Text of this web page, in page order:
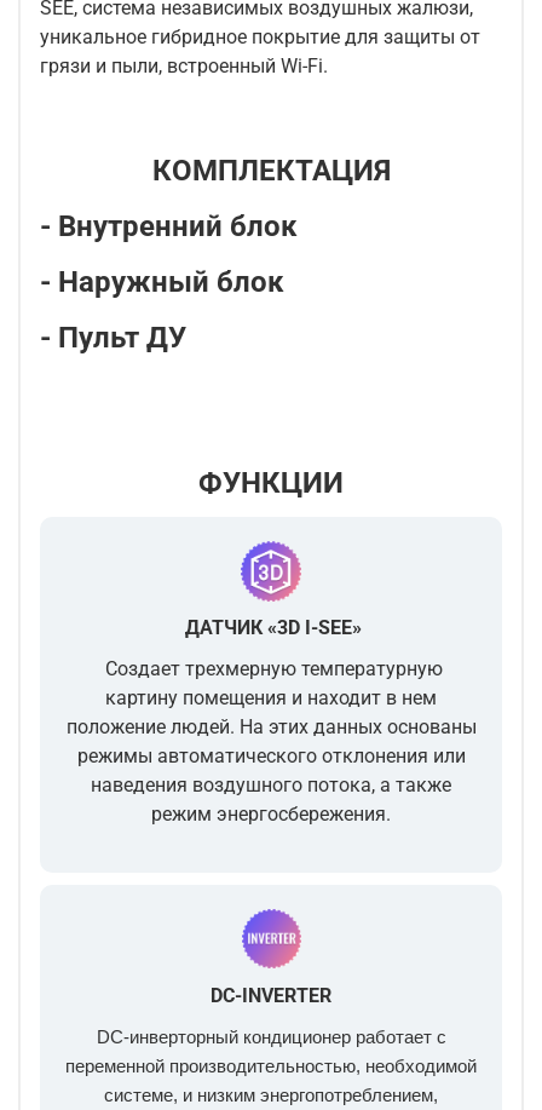
SEE, система независимых воздушных жалюзи,
уникальное гибридное покрытие для защиты от
грязи и пыли, встроенный Wi-Fi.
КОМПЛЕКТАЦИЯ
- Внутренний блок
- Наружный блок
- Пульт ДУ
ФУНКЦИИ
ДАТЧИК «3D I-SEE»
Создает трехмерную температурную
картину помещения и находит в нем
положение людей. На этих данных основаны
режимы автоматического отклонения или
наведения воздушного потока, а также
режим энергосбережения.
DC-INVERTER
DC-инверторный кондиционер работает с
переменной производительностью, необходимой
системе, и низким энергопотреблением,